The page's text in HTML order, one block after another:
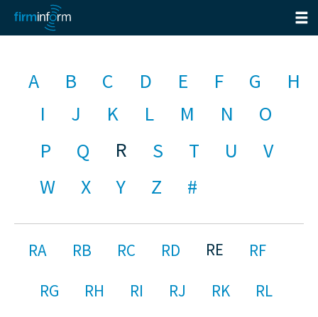
A B C D E F G
H
I
J K L M N
O
P
Q R S T U
V
W
X Y Z #
RA RB RC RD RE
RF
RG
RH RI RJ RK
RL